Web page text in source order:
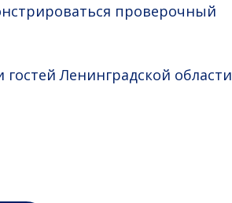
проверочный
Ленинградской области